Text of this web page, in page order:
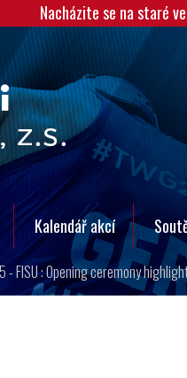
Nacházite se na staré
Kalendář akcí
- FISU : Opening ceremony